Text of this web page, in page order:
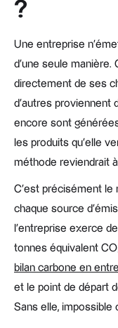
?
Une entreprise
d'une seule manière.
directement de ses
d'autres proviennent
encore sont
les produits qu'elle
méthode reviendrait
C'est précisément le
chaque source
l'entreprise exerce
tonnes équivalent
bilan carbone en
et le point de départ
Sans elle,